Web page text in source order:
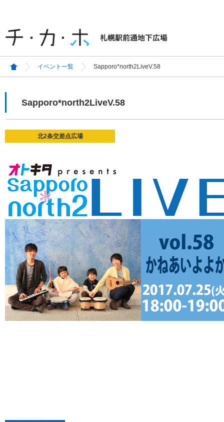
イベント一覧 Sapporo*north2LiveV.58
Sapporo*north2LiveV.58
北2条交差点広場